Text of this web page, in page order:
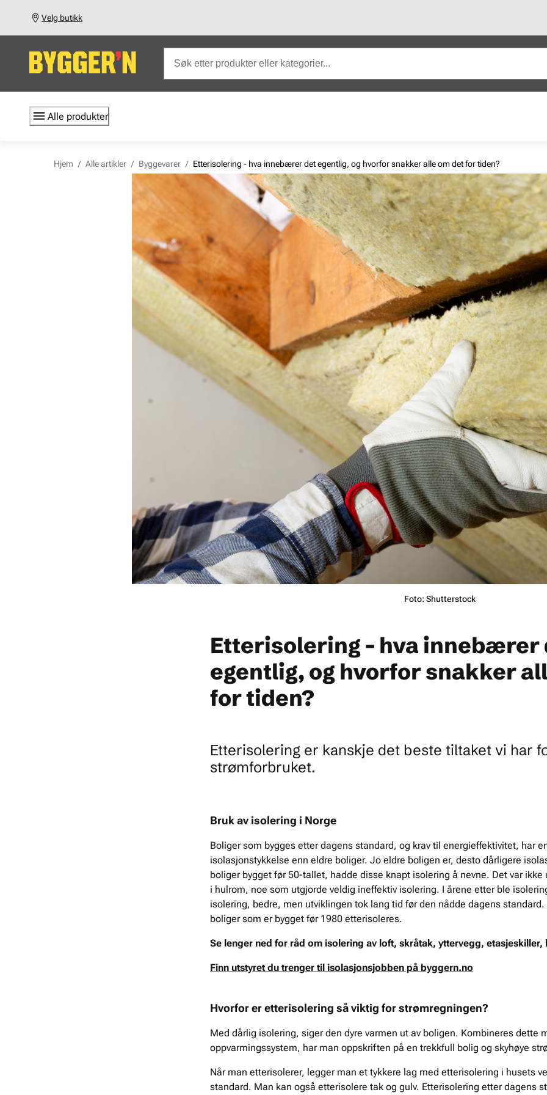
Velg butikk
Alle produkter
Hjem / Alle artikler / Byggevarer / Etterisolering - hva innebærer det egentlig, og hvorfor snakker alle om det for tiden?
Foto: Shutterstock
Etterisolering - hva innebærer
egentlig, og hvorfor snakker
for tiden?
Etterisolering er kanskje det beste tiltaket vi har
strømforbruket.
Bruk av isolering i Norge
Boliger som bygges etter dagens standard, og krav til energieffektivitet, har
isolasjonstykkelse enn eldre boliger. Jo eldre boligen er, desto dårligere
boliger bygget før 50-tallet, hadde disse knapt isolering å nevne. Det var ikke
i hulrom, noe som utgjorde veldig ineffektiv isolering. I årene etter ble
isolering, bedre, men utviklingen tok lang tid før den nådde dagens
boliger som er bygget før 1980 etterisoleres.
Se lenger ned for råd om isolering av loft, skråtak, yttervegg,
Finn utstyret du trenger til isolasjonsjobben på byggern.no
Hvorfor er etterisolering så viktig for strømregningen?
Med dårlig isolering, siger den dyre varmen ut av boligen. Kombineres dette
oppvarmingssystem, har man oppskriften på en trekkfull bolig og skyhøye
Når man etterisolerer, legger man et tykkere lag med etterisolering i husets
standard. Man kan også etterisolere tak og gulv. Etterisolering etter dagens